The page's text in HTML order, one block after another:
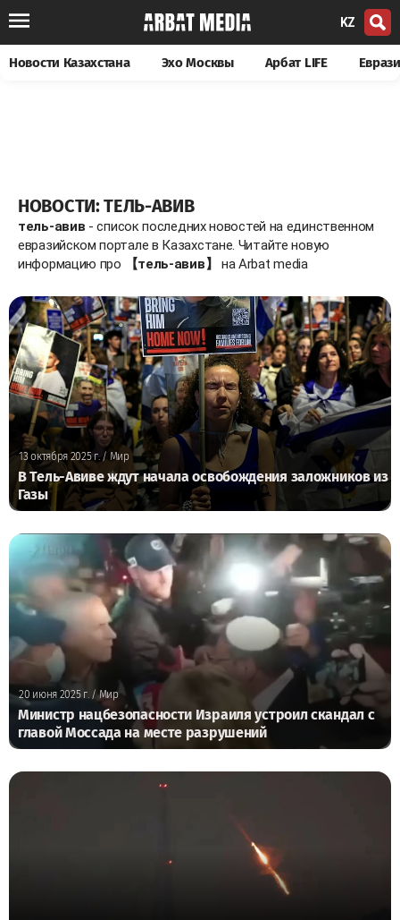
KZ
Новости Казахстана Эхо Москвы Арбат LIFE
НОВОСТИ: ТЕЛЬ-АВИВ
тель-авив - список последних новостей на единственном
евразийском портале в Казахстане. Читайте новую
информацию про
【тель-авив】 на Arbat media
13 октября 2025 г./ Мир
В Тель-Авиве ждут начала освобождения заложников из
Газы
20 июня 2025 г./ Мир
Министр нацбезопасности Израиля устроил скандал с
главой Моссада на месте разрушений